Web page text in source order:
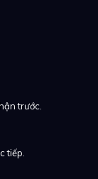
trước.
tiếp.